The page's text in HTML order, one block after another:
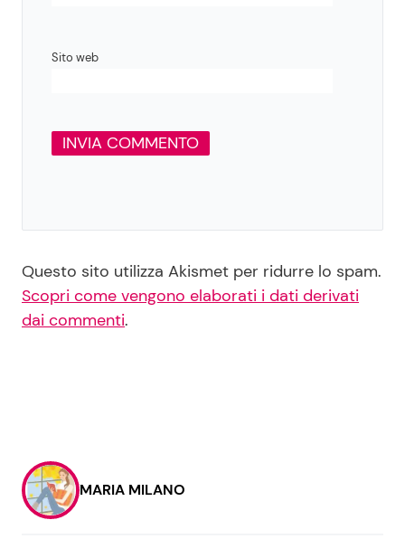
Sito web
Questo sito utilizza Akismet per ridurre lo spam.
Scopri come vengono elaborati i dati derivati
dai commenti.
MARIA MILANO